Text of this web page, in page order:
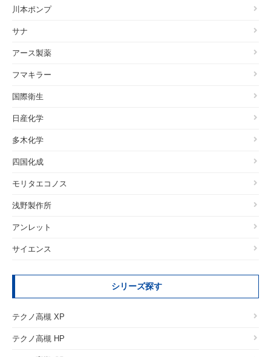
川本ポンプ
サナ
アース製薬
フマキラー
国際衛生
日産化学
多木化学
四国化成
モリタエコノス
浅野製作所
アンレット
サイエンス
シリーズ探す
テクノ高槻 XP
テクノ高槻 HP